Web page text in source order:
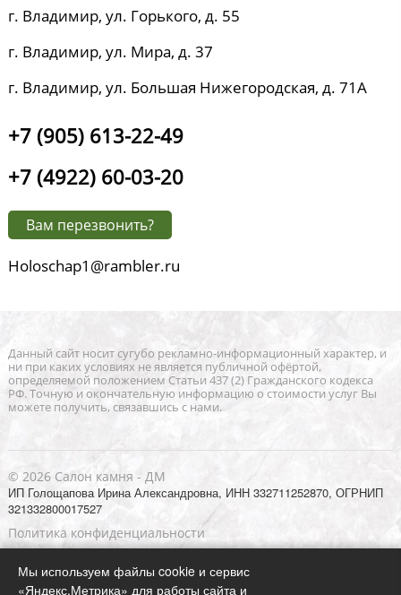
г. Владимир, ул. Горького, д. 55
г. Владимир, ул. Мира, д. 37
г. Владимир, ул. Большая Нижегородская, д. 71А
+7 (905) 613-22-49
+7 (4922) 60-03-20
Вам перезвонить?
Holoschap1@rambler.ru
Данный сайт носит сугубо рекламно-информационный характер, и
ни при каких условиях не является публичной офёртой,
определяемой положением Статьи 437 (2) Гражданского кодекса
РФ. Точную и окончательную информацию о стоимости услуг Вы
можете получить, связавшись с нами.
© 2026 Салон камня - ДМ
ИП Голощапова Ирина Александровна, ИНН 332711252870, ОГРНИП
321332800017527
Политика конфиденциальности
карта сайта
Мы используем файлы cookie и сервис
«Яндекс.Метрика» для работы сайта и